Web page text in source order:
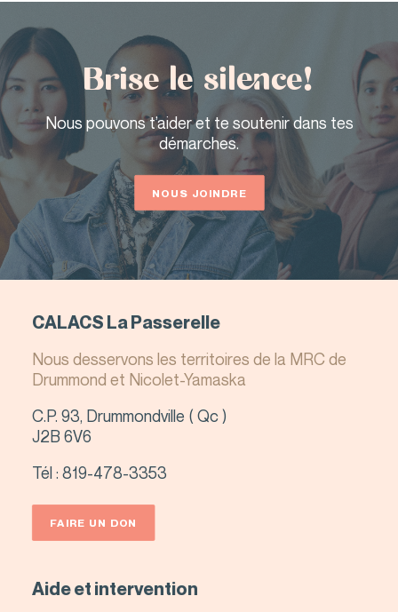
Brise le silence!
Nous pouvons t’aider et te soutenir dans tes
démarches.
NOUS JOINDRE
CALACS La Passerelle
Nous desservons les territoires de la MRC de
Drummond et Nicolet-Yamaska
C.P. 93, Drummondville ( Qc )
J2B 6V6
Tél : 819-478-3353
FAIRE UN DON
Aide et intervention